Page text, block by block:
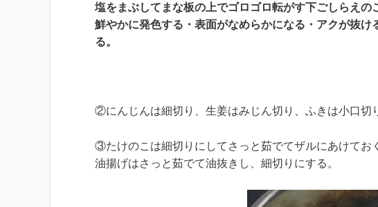
塩をまぶしてまな板の上でゴロゴロ転がす下ごしらえの
鮮やかに発色する・表面がなめらかになる・アクが抜
る。
②にんじんは細切り、生姜はみじん切り、ふきは小口切
③たけのこは細切りにしてさっと茹でてザルにあけてお
油揚げはさっと茹でて油抜きし、細切りにする。